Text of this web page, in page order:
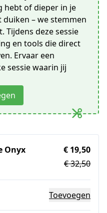
hebt of dieper in je
– we stemmen
Tijdens deze sessie
en tools die direct
Ervaar een
sessie waarin jij
Onyx
€ 19,50
€ 32,50
Toevoegen